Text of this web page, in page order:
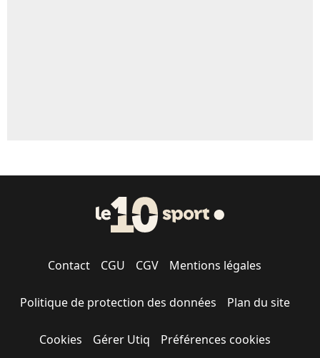
Contact CGU CGV Mentions légales
Politique de protection des données Plan du site
Cookies Gérer Utiq Préférences cookies